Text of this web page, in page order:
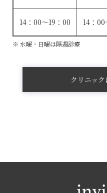
14：00～19：00 14：
※ 水曜・日曜は隔週診療
クリニッ